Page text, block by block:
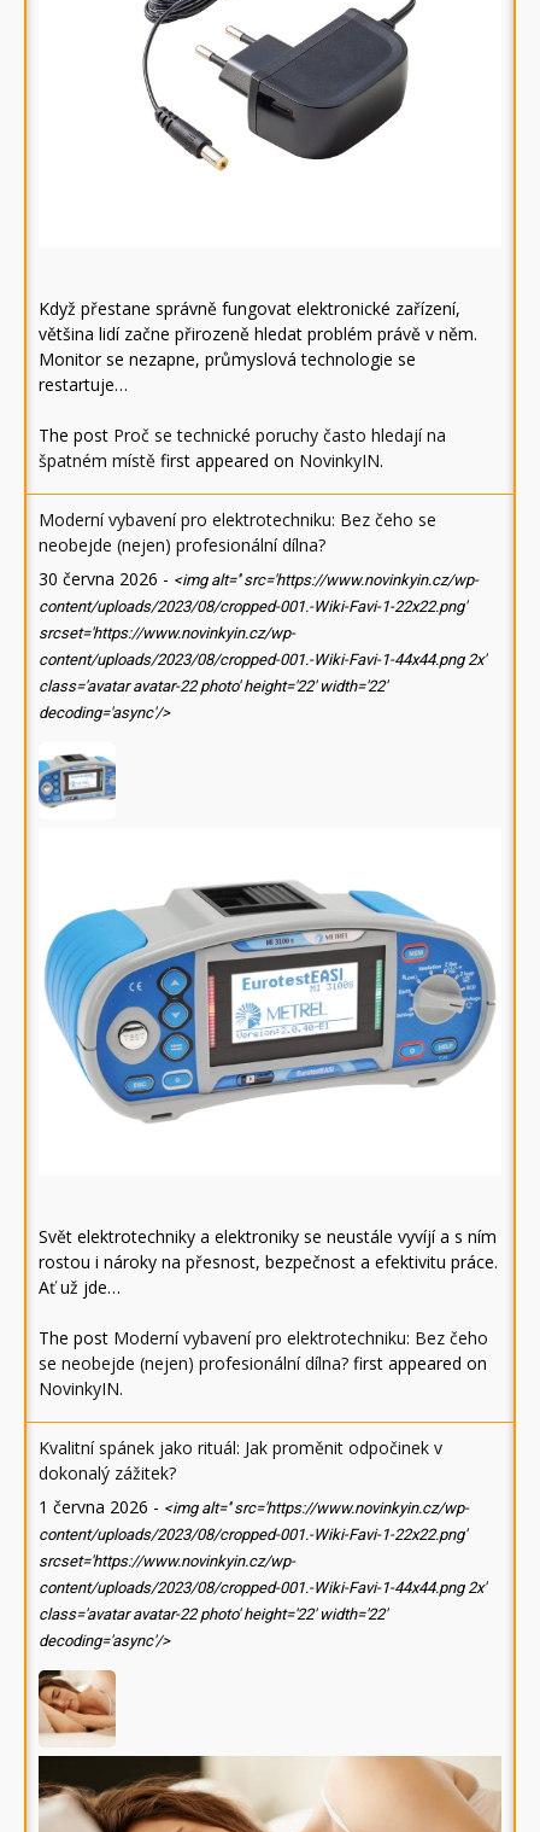
Když přestane správně fungovat elektronické zařízení,
většina lidí začne přirozeně hledat problém právě v něm.
Monitor se nezapne, průmyslová technologie se
restartuje…
The post Proč se technické poruchy často hledají na
špatném místě first appeared on NovinkyIN.
Moderní vybavení pro elektrotechniku: Bez čeho se
neobejde (nejen) profesionální dílna?
30 června 2026 - <img alt='' src='https://www.novinkyin.cz/wp-
content/uploads/2023/08/cropped-001.-Wiki-Favi-1-22x22.png'
srcset='https://www.novinkyin.cz/wp-
content/uploads/2023/08/cropped-001.-Wiki-Favi-1-44x44.png 2x'
class='avatar avatar-22 photo' height='22' width='22'
decoding='async'/>
Svět elektrotechniky a elektroniky se neustále vyvíjí a s ním
rostou i nároky na přesnost, bezpečnost a efektivitu práce.
Ať už jde…
The post Moderní vybavení pro elektrotechniku: Bez čeho
se neobejde (nejen) profesionální dílna? first appeared on
NovinkyIN.
Kvalitní spánek jako rituál: Jak proměnit odpočinek v
dokonalý zážitek?
1 června 2026 - <img alt='' src='https://www.novinkyin.cz/wp-
content/uploads/2023/08/cropped-001.-Wiki-Favi-1-22x22.png'
srcset='https://www.novinkyin.cz/wp-
content/uploads/2023/08/cropped-001.-Wiki-Favi-1-44x44.png 2x'
class='avatar avatar-22 photo' height='22' width='22'
decoding='async'/>